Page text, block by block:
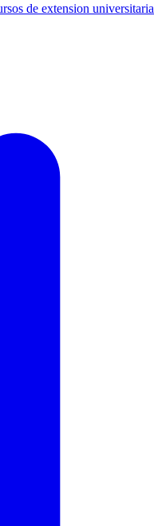
de extension universitaria